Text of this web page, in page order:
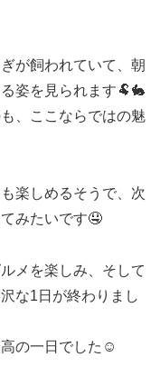
が飼われていて、朝
姿を見られます🐏🐇
、ここならではの魅
楽しめるそうで、次
みたいです🤤
メを楽しみ、そして
な1日が終わりまし
の一日でした☺️